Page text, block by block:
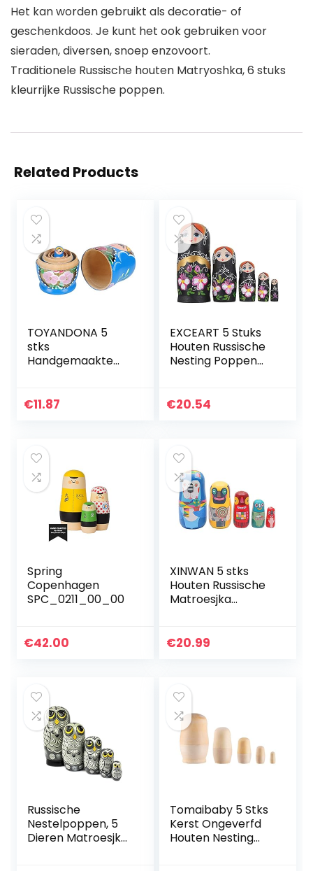
Het kan worden gebruikt als decoratie- of
geschenkdoos. Je kunt het ook gebruiken voor
sieraden, diversen, snoep enzovoort.
Traditionele Russische houten Matryoshka, 6 stuks
kleurrijke Russische poppen.
Related Products
TOYANDONA 5
stks
Handgemaakte
Matroesjka Nesten
Speelgoed voor
Kids
€11.87
EXCEART 5 Stuks
Houten Russische
Nesting Poppen
Stapelen Wensen
€20.54
Spring
Copenhagen
SPC_0211_00_00
€42.00
XINWAN 5 stks
Houten Russische
Matroesjka
Ornamenten
€20.99
Russische
Nestelpoppen, 5
Dieren Matroesjka
Tomaibaby 5 Stks
Kerst Ongeverfd
Houten Nesting